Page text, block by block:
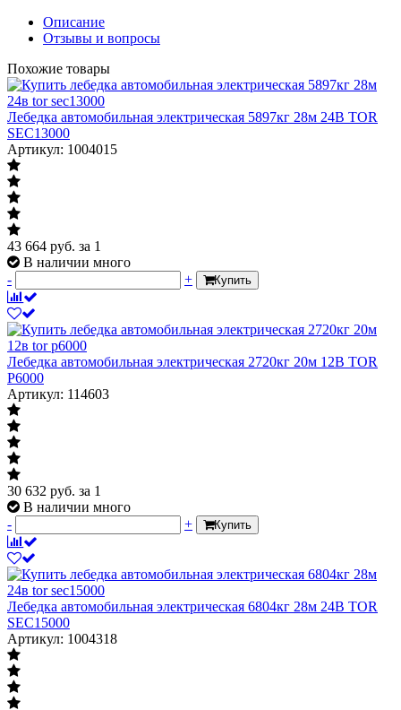
Описание
Отзывы и вопросы
Похожие товары
Лебедка автомобильная электрическая 5897кг 28м 24В TOR
SEC13000
Артикул: 1004015
43 664 руб. за 1
В наличии много
-
+ Купить
Лебедка автомобильная электрическая 2720кг 20м 12В TOR
P6000
Артикул: 114603
30 632 руб. за 1
В наличии много
-
+ Купить
Лебедка автомобильная электрическая 6804кг 28м 24В TOR
SEC15000
Артикул: 1004318